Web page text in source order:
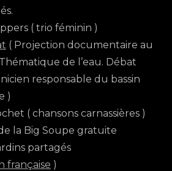
( trio féminin )
( Projection documentaire au
de l’eau. Débat
responsable du bassin
)
( chansons carnassières )
la Big Soupe gratuite
partagés
française )